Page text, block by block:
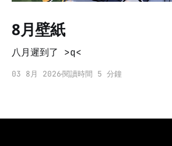
8月壁紙
八月遲到了 >q<
03 8月 2026閱讀時間 5 分鐘